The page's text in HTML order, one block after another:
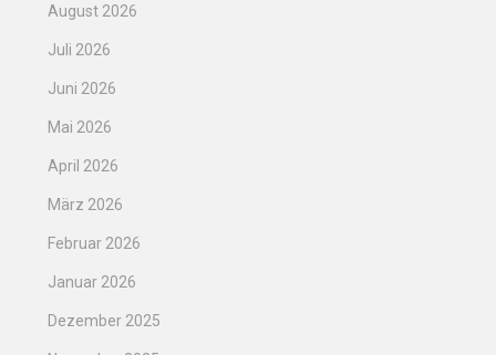
August 2026
Juli 2026
Juni 2026
Mai 2026
April 2026
März 2026
Februar 2026
Januar 2026
Dezember 2025